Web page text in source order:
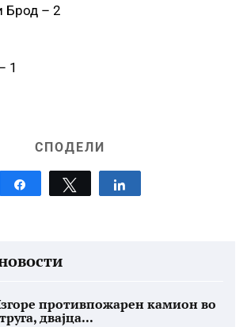
Брод – 2
1
СПОДЕЛИ
Share Tweet
противпожарен камион во
двајца...